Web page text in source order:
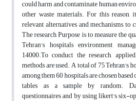
could harm and contaminate human
other waste materials. For this reason,
relevant alternatives and mechanisms to
The research Purpose is to measure the
Tehran's hospitals environment
14000.To conduct the research,
methods are used. A total of 75 Tehran's
among them 60 hospitals are chosen
tables as a sample by random.
questionnaires and by using likert's six-